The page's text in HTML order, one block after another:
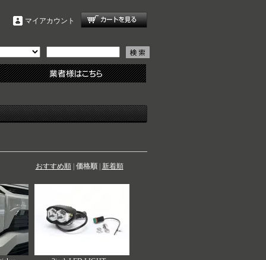
マイアカウント
おすすめ順| 価格順| 新着順